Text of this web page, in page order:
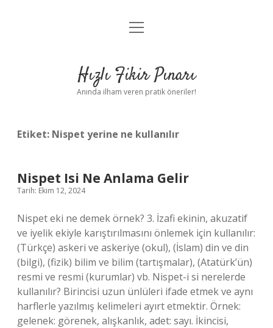
Anasayfa
Yasal Uyarı
menüyü
Hızlı Fikir Pınarı
Anında ilham veren pratik öneriler!
Etiket: Nispet yerine ne kullanılır
Nispet Isi Ne Anlama Gelir
Tarih: Ekim 12, 2024
Nispet eki ne demek örnek? 3. İzafi ekinin, akuzatif
ve iyelik ekiyle karıştırılmasını önlemek için kullanılır:
(Türkçe) askeri ve askeriye (okul), (İslam) din ve din
(bilgi), (fizik) bilim ve bilim (tartışmalar), (Atatürk’ün)
resmi ve resmi (kurumlar) vb. Nispet-i si nerelerde
kullanılır? Birincisi uzun ünlüleri ifade etmek ve aynı
harflerle yazılmış kelimeleri ayırt etmektir. Örnek:
gelenek: görenek, alışkanlık, adet: sayı. İkincisi,